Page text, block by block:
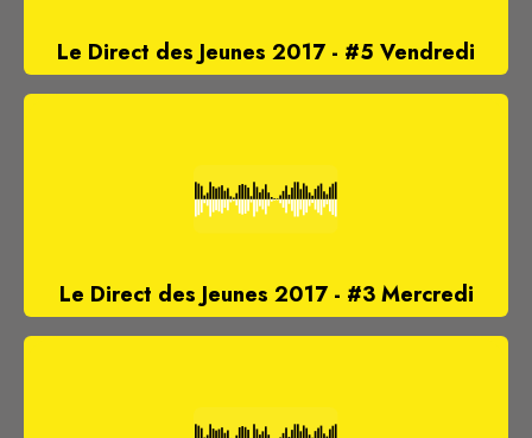
Le Direct des Jeunes 2017 - #5 Vendredi
Le Direct des Jeunes 2017 - #3 Mercredi